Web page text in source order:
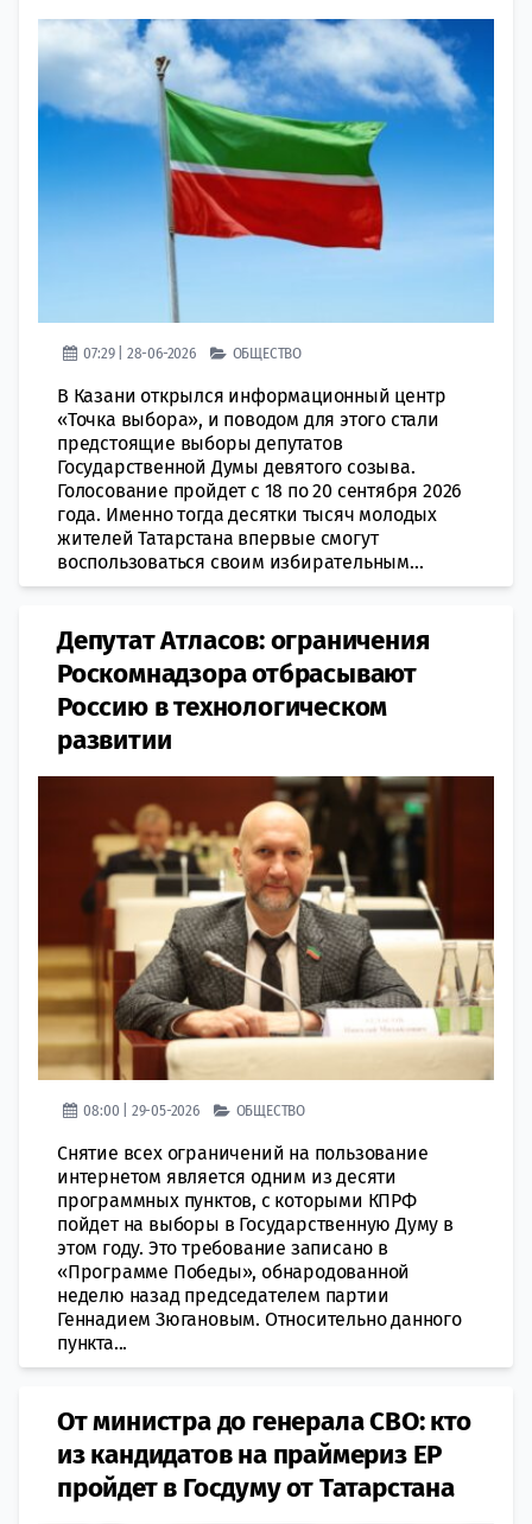
07:29 | 28-06-2026 ОБЩЕСТВО
В Казани открылся информационный центр
«Точка выбора», и поводом для этого стали
предстоящие выборы депутатов
Государственной Думы девятого созыва.
Голосование пройдет с 18 по 20 сентября 2026
года. Именно тогда десятки тысяч молодых
жителей Татарстана впервые смогут
воспользоваться своим избирательным...
Депутат Атласов: ограничения
Роскомнадзора отбрасывают
Россию в технологическом
развитии
08:00 | 29-05-2026 ОБЩЕСТВО
Снятие всех ограничений на пользование
интернетом является одним из десяти
программных пунктов, с которыми КПРФ
пойдет на выборы в Государственную Думу в
этом году. Это требование записано в
«Программе Победы», обнародованной
неделю назад председателем партии
Геннадием Зюгановым. Относительно данного
пункта...
От министра до генерала СВО: кто
из кандидатов на праймериз ЕР
пройдет в Госдуму от Татарстана